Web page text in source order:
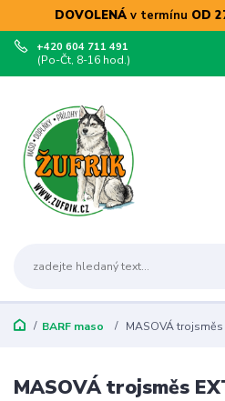
DOVOLENÁv termínu OD
+420 604 711 491
(Po-Čt, 8-16 hod.)
BARF maso MASOVÁ trojsměs
MASOVÁ trojsměs